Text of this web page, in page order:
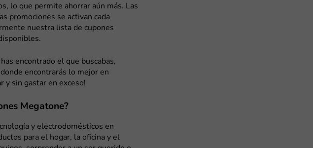
lo que permite ahorrar aún más. Las
promociones se activan cada
nuestra lista de cupones
encontrado el que buscabas,
donde encontrarás lo mejor en
y sin gastar en exceso!
Megatone?
y electrodomésticos en
para el hogar, la oficina y el